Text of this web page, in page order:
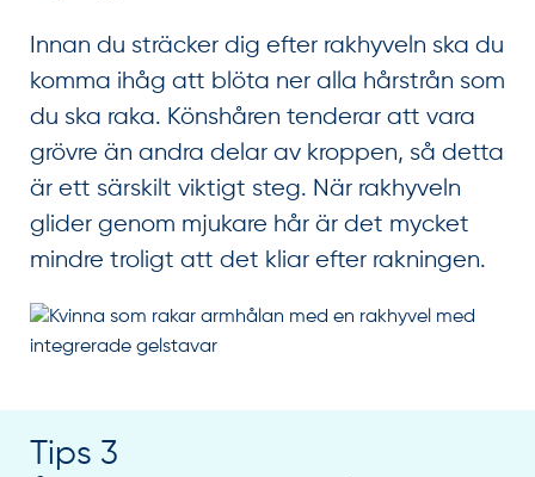
Innan du sträcker dig efter rakhyveln ska du
komma ihåg att blöta ner alla hårstrån som
du ska raka. Könshåren tenderar att vara
grövre än andra delar av kroppen, så detta
är ett särskilt viktigt steg. När rakhyveln
glider genom mjukare hår är det mycket
mindre troligt att det kliar efter rakningen.
Tips 3